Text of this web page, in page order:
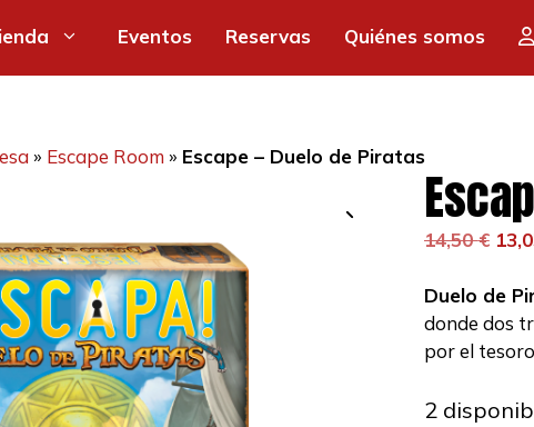
Eventos Reservas Quiénes somos
» Escape Room » Escape – Duelo de Piratas
14,50€ El
era:
Duelo de
donde dos
por el
2